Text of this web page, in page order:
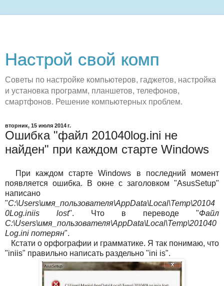
Настрой свой комп
Советы по настройке компьютеров, гаджетов, настройка
и установка программ, планшетов, телефонов,
смартфонов. Решение компьютерных проблем.
вторник, 15 июля 2014 г.
Ошибка "файл 201040log.ini не
найден" при каждом старте Windows
При каждом старте Windows в последний момент
появляется ошибка. В окне с заголовком "AsusSetup"
написано
"C:\Users\имя_пользователя\AppData\Local\Temp\20104
0Log.iniis lost". Что в переводе "Файл
C:\Users\имя_пользователя\AppData\Local\Temp\201040
Log.ini потерян".
Кстати о орфографии и грамматике. Я так понимаю, что
"iniis" правильно написать раздельно "ini is".